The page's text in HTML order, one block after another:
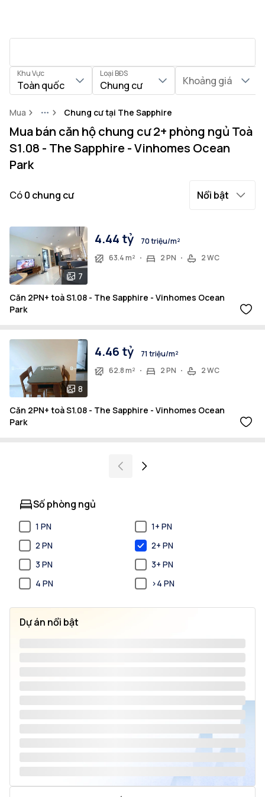
Khu Vực
Toàn quốc
Loại BĐS
Chung cư Khoảng giá
Mua MoreChung cư tại The Sapphire
Mua bán căn hộ chung cư 2+ phòng ngủ Toà
S1.08 - The Sapphire - Vinhomes Ocean
Park
Có0 chung cư Nổi bật
7
4.44 tỷ
70 triệu/m²
63.4 m²
2 PN 2 WC
Căn 2PN+ toà S1.08 - The Sapphire - Vinhomes Ocean
Park
8
4.46 tỷ
71 triệu/m²
62.8 m²
2 PN 2 WC
Căn 2PN+ toà S1.08 - The Sapphire - Vinhomes Ocean
Park
Số phòng ngủ
1 PN
1+ PN
2 PN
2+ PN
3 PN
3+ PN
4 PN
>4 PN
Dự án nổi bật